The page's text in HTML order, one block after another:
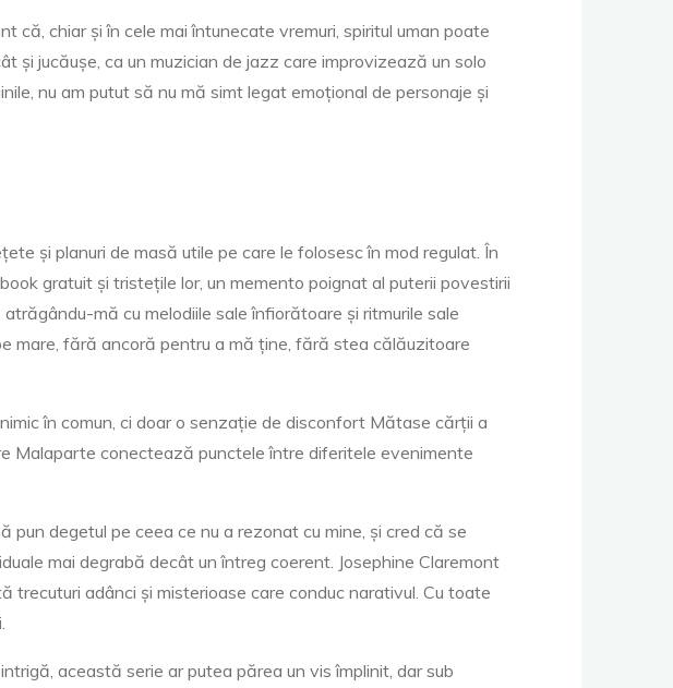
că, chiar și în cele mai întunecate vremuri, spiritul uman poate
jucăușe, ca un muzician de jazz care improvizează un solo
nu am putut să nu mă simt legat emoțional de personaje și
și planuri de masă utile pe care le folosesc în mod regulat. În
gratuit și tristețile lor, un memento poignat al puterii povestirii
mă cu melodiile sale înfiorătoare și ritmurile sale
mare, fără ancoră pentru a mă ține, fără stea călăuzitoare
în comun, ci doar o senzație de disconfort Mătase cărții a
Malaparte conectează punctele între diferitele evenimente
degetul pe ceea ce nu a rezonat cu mine, și cred că se
mai degrabă decât un întreg coerent. Josephine Claremont
adânci și misterioase care conduc narativul. Cu toate
această serie ar putea părea un vis împlinit, dar sub